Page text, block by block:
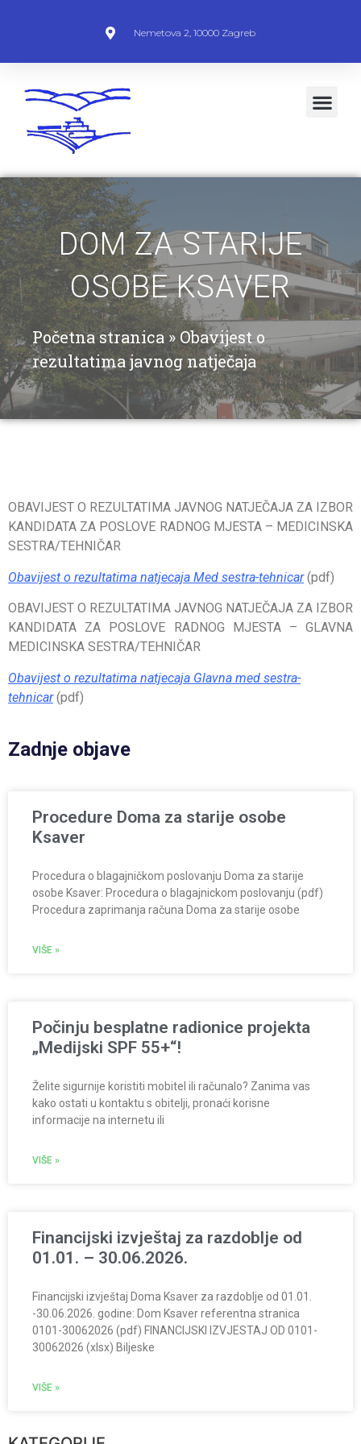
Nemetova 2, 10000 Zagreb
DOM ZA STARIJE
OSOBE KSAVER
Početna stranica»Obavijest o
rezultatima javnog natječaja
OBAVIJEST O REZULTATIMA JAVNOG NATJEČAJA ZA IZBOR
KANDIDATA ZA POSLOVE RADNOG MJESTA – MEDICINSKA
SESTRA/TEHNIČAR
Obavijest o rezultatima natjecaja Med sestra-tehnicar(pdf)
OBAVIJEST O REZULTATIMA JAVNOG NATJEČAJA ZA IZBOR
KANDIDATA ZA POSLOVE RADNOG MJESTA – GLAVNA
MEDICINSKA SESTRA/TEHNIČAR
Obavijest o rezultatima natjecaja Glavna med sestra-
tehnicar(pdf)
Zadnje objave
Procedure Doma za starije osobe
Ksaver
Procedura o blagajničkom poslovanju Doma za starije
osobe Ksaver: Procedura o blagajnickom poslovanju (pdf)
Procedura zaprimanja računa Doma za starije osobe
VIŠE »
Počinju besplatne radionice projekta
„Medijski SPF 55+“!
Želite sigurnije koristiti mobitel ili računalo? Zanima vas
kako ostati u kontaktu s obitelji, pronaći korisne
informacije na internetu ili
VIŠE »
Financijski izvještaj za razdoblje od
01.01. – 30.06.2026.
Financijski izvještaj Doma Ksaver za razdoblje od 01.01.
-30.06.2026. godine: Dom Ksaver referentna stranica
0101-30062026 (pdf) FINANCIJSKI IZVJESTAJ OD 0101-
30062026 (xlsx) Biljeske
VIŠE »